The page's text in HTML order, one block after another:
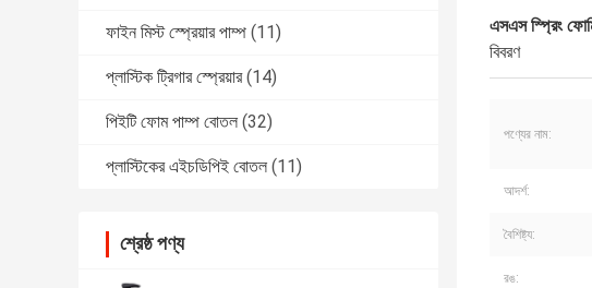
ফাইন মিস্ট স্প্রেয়ার পাম্প (11)
প্লাস্টিক ট্রিগার স্প্রেয়ার (14)
পিইটি ফোম পাম্প বোতল (32)
প্লাস্টিকের এইচডিপিই বোতল (11)
শ্রেষ্ঠ পণ্য
এসএস স্প্রিং
বিবরণ
পণ্যের নাম:
আদর্শ:
বৈশিষ্ট্য:
রঙ: